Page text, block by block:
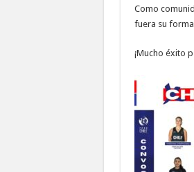
Como
fuera su
¡Mucho éxito